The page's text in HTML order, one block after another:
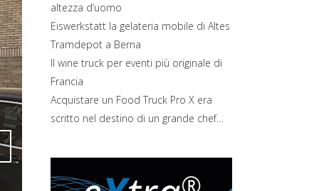
comando
altezza d’uomo
Eiswerkstatt la gelateria mobile di Altes
Tramdepot a Berna
Il wine truck per eventi più originale di
Francia
Acquistare un Food Truck Pro X era
scritto nel destino di un grande chef…